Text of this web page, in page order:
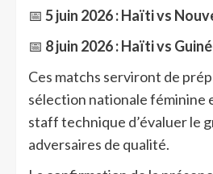
📅 5 juin 2026 : Haïti vs
📅 8 juin 2026 : Haïti vs
Ces matchs serviront de
sélection nationale féminine
staff technique d’évaluer le
adversaires de qualité.